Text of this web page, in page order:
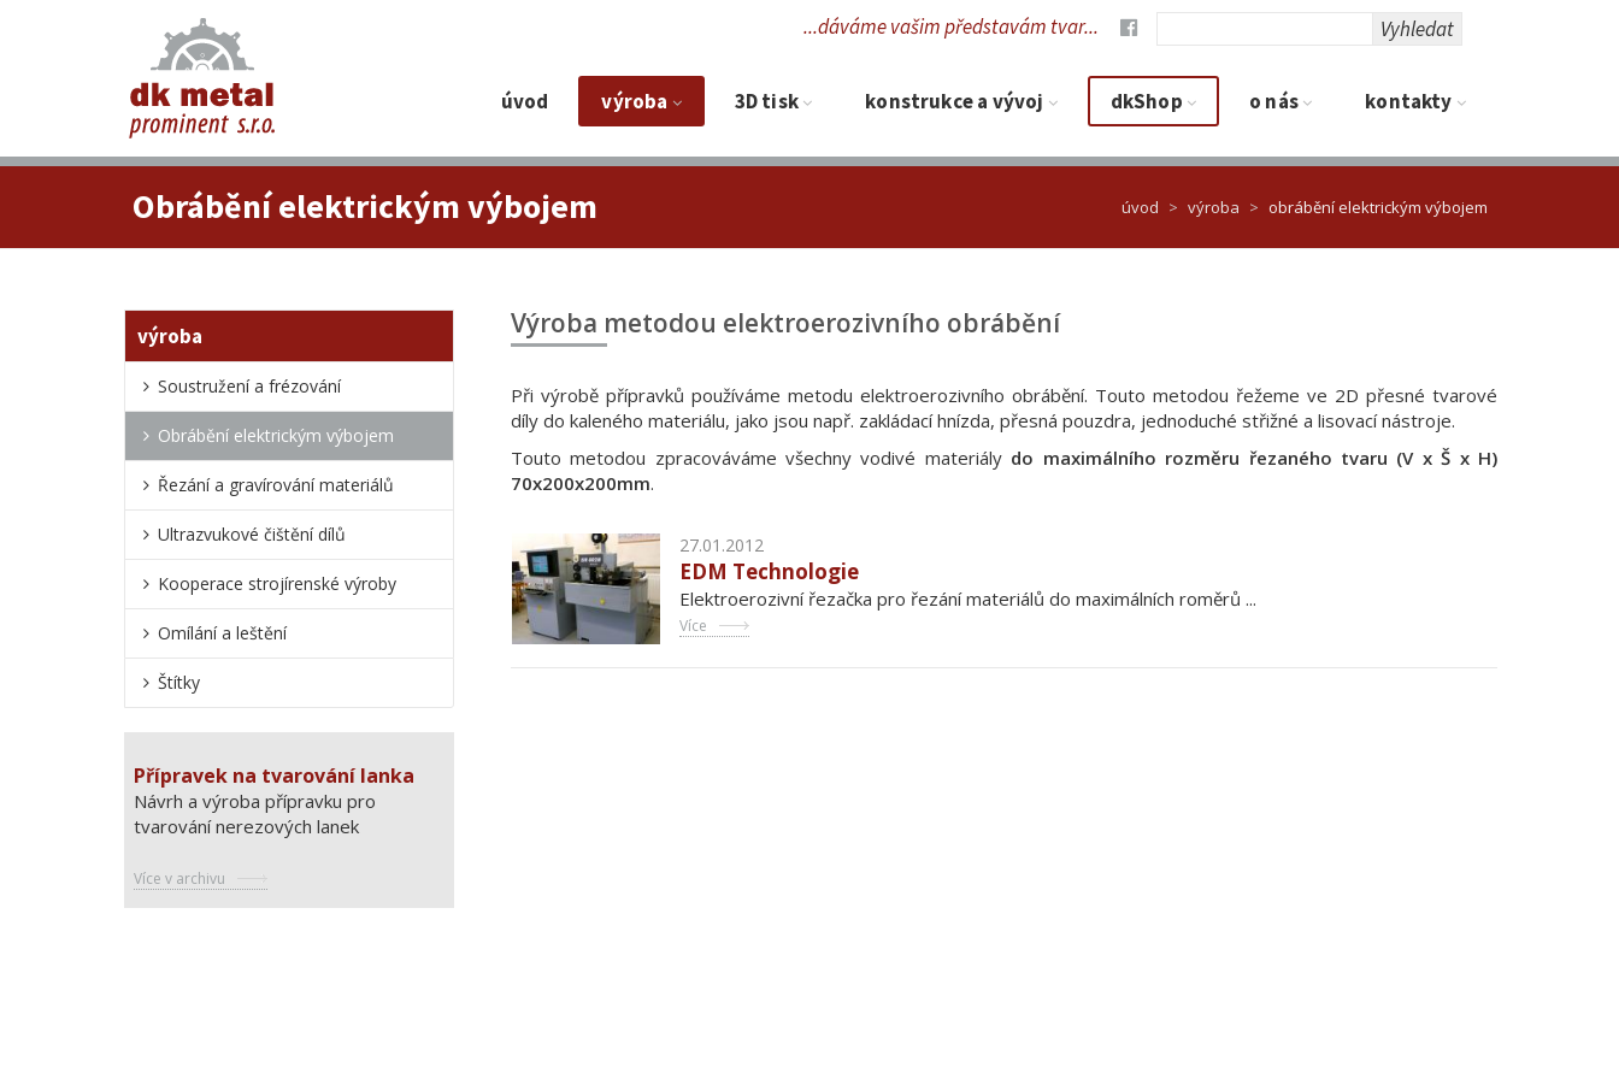
...dáváme vašim představám tvar... Vyhledat
Úvod Výroba 3D tisk Konstrukce a vývoj dkShop O nás Kontakty
Obrábění elektrickým výbojem úvod výroba obrábění elektrickým výbojem
Výroba
Soustružení a frézování
Obrábění elektrickým výbojem
Řezání a gravírování materiálů
Ultrazvukové čištění dílů
Kooperace strojírenské výroby
Omílání a leštění
Štítky
Přípravek na tvarování lanka
Návrh a výroba přípravku pro
tvarování nerezových lanek
Více v archivu
Výroba metodou elektroerozivního obrábění
Při výrobě přípravků používáme metodu elektroerozivního obrábění. Touto metodou řežeme ve 2D přesné tvarové
díly do kaleného materiálu, jako jsou např. zakládací hnízda, přesná pouzdra, jednoduché střižné a lisovací nástroje.
Touto metodou zpracováváme všechny vodivé materiály do maximálního rozměru řezaného tvaru (V x Š x H)
70x200x200mm.
27.01.2012
EDM Technologie
Elektroerozivní řezačka pro řezání materiálů do maximálních roměrů ...
Více